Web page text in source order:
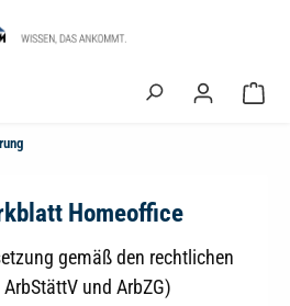
Homeoffice
gemäß den rechtlichen
und ArbZG)